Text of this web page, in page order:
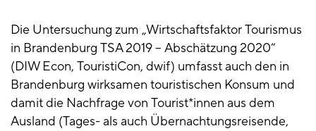
Die Untersuchung zum „Wirtschaftsfaktor Tourismus
in Brandenburg TSA 2019 – Abschätzung 2020“
(DIW Econ, TouristiCon, dwif) umfasst auch den in
Brandenburg wirksamen touristischen Konsum und
damit die Nachfrage von Tourist*innen aus dem
Ausland (Tages- als auch Übernachtungsreisende,